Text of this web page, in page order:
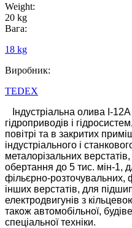
Weight:
20 kg
Вага:
18 kg
Виробник:
TEDEX
Індустріальна олива І-
гідроприводів і
повітрі та в закритих
індустріального і
металорізальних
обертання до 5 тис. мін-1,
фільєрно-розточувальних,
інших верстатів, для
електродвигунів з
також автомобільної,
спеціальної техніки.